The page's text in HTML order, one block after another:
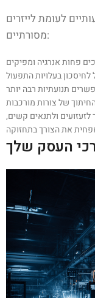
לעומת לייזרים
מסורתיים:
פחות אנרגיה ומפיקים
תנועתיות רבה יותר
לזעזועים ולתנאים קשים,
העסק שלך